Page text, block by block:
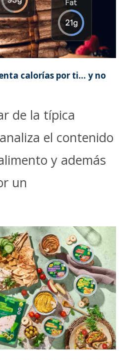
calorías por ti… y no
de la típica
el contenido
y además
un